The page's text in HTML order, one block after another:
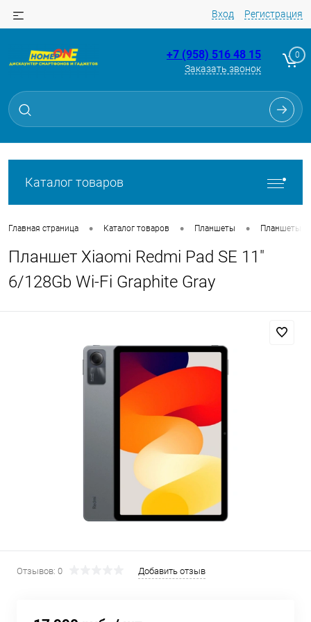
Вход Регистрация
+7 (958) 516 48 15
Заказать звонок
0
Каталог товаров
Главная страница • Каталог товаров • Планшеты • Планшеты
Планшет Xiaomi Redmi Pad SE 11"
6/128Gb Wi-Fi Graphite Gray
Отзывов: 0 Добавить отзыв
Для клиентов всех банков
Разбейте
без переплат
Сегодня
в корзину
Оплачивайте сегодня только
% картой любого банка
Получайте товар
выбранный способом
Оставшиеся75% будут
по25%каждые 2 недели
Подробнее